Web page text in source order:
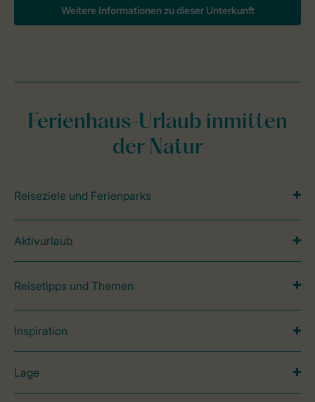
Weitere Informationen zu dieser Unterkunft
Ferienhaus-Urlaub inmitten
der Natur
Reiseziele und Ferienparks
Aktivurlaub
Reisetipps und Themen
Inspiration
Lage